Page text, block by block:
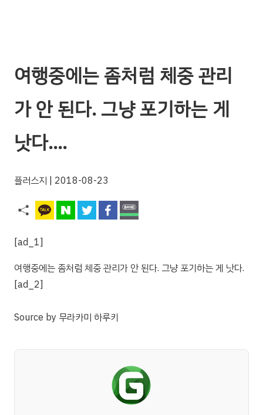
여행중에는 좀처럼 체중 관리
가 안 된다. 그냥 포기하는 게
낫다….
플러스지 | 2018-08-23
[ad_1]
여행중에는 좀처럼 체중 관리가 안 된다. 그냥 포기하는 게 낫다.
[ad_2]
Source by 무라카미 하루키